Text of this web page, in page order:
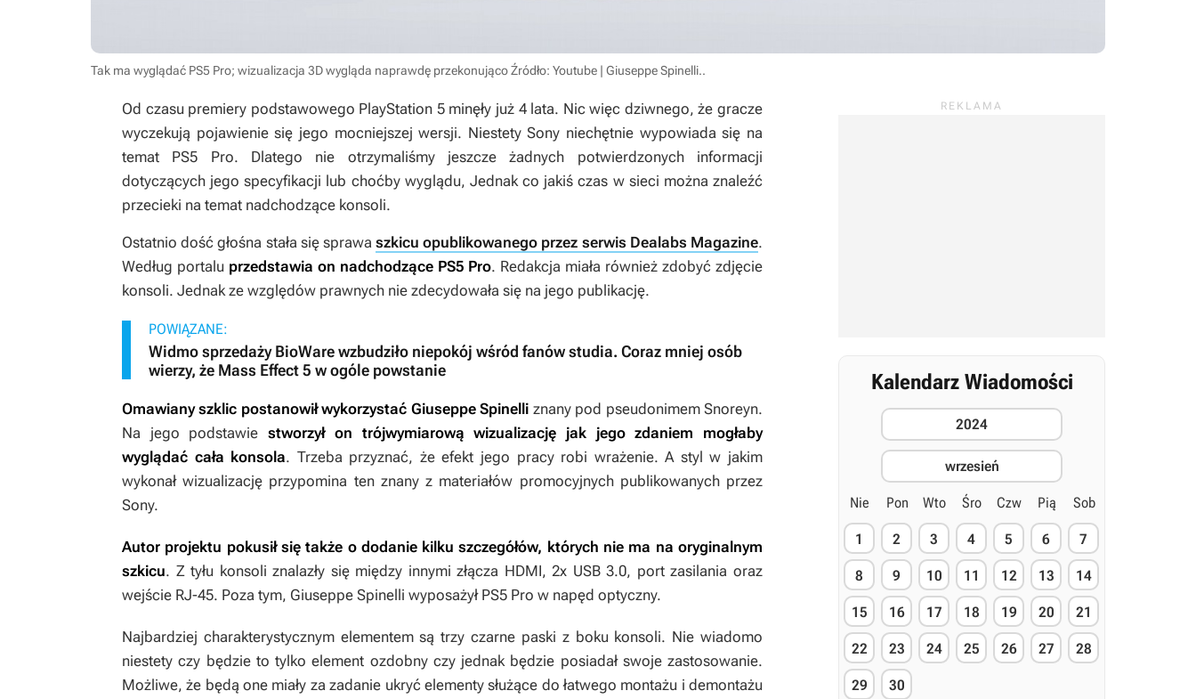
Tak ma wyglądać PS5 Pro; wizualizacja 3D wygląda naprawdę przekonującoŹródło: Youtube | Giuseppe Spinelli..
Od czasu premiery podstawowego PlayStation 5 minęły już 4 lata. Nic więc dziwnego, że gracze
wyczekują pojawienie się jego mocniejszej wersji. Niestety Sony niechętnie wypowiada się na
temat PS5 Pro. Dlatego nie otrzymaliśmy jeszcze żadnych potwierdzonych informacji
dotyczących jego specyfikacji lub choćby wyglądu, Jednak co jakiś czas w sieci można znaleźć
przecieki na temat nadchodzące konsoli.
Ostatnio dość głośna stała się sprawaszkicu opublikowanego przez serwis Dealabs Magazine.
Według portalu przedstawia on nadchodzące PS5 Pro. Redakcja miała również zdobyć zdjęcie
konsoli. Jednak ze względów prawnych nie zdecydowała się na jego publikację.
POWIĄZANE:
Widmo sprzedaży BioWare wzbudziło niepokój wśród fanów studia. Coraz mniej osób
wierzy, że Mass Effect 5 w ogóle powstanie
Omawiany szklic postanowił wykorzystać Giuseppe Spinelli znany pod pseudonimem Snoreyn.
Na jego podstawiestworzył on trójwymiarową wizualizację jak jego zdaniem mogłaby
wyglądać cała konsola. Trzeba przyznać, że efekt jego pracy robi wrażenie. A styl w jakim
wykonał wizualizację przypomina ten znany z materiałów promocyjnych publikowanych przez
Sony.
Autor projektu pokusił się także o dodanie kilku szczegółów, których nie ma na oryginalnym
szkicu. Z tyłu konsoli znalazły się między innymi złącza HDMI, 2x USB 3.0, port zasilania oraz
wejście RJ-45. Poza tym, Giuseppe Spinelli wyposażył PS5 Pro w napęd optyczny.
Najbardziej charakterystycznym elementem są trzy czarne paski z boku konsoli. Nie wiadomo
niestety czy będzie to tylko element ozdobny czy jednak będzie posiadał swoje zastosowanie.
Możliwe, że będą one miały za zadanie ukryć elementy służące do łatwego montażu i demontażu
Kalendarz Wiadomości
2024
wrzesień
Nie Pon Wto Śro Czw Pią Sob
1 2 3 4 5 6 7
8 9 10 11 12 13 14
15 16 17 18 19 20 21
22 23 24 25 26 27 28
29 30